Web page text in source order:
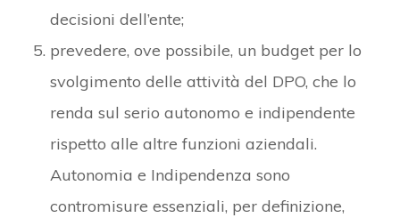
decisioni dell’ente;
prevedere, ove possibile, un budget per lo
svolgimento delle attività del DPO, che lo
renda sul serio autonomo e indipendente
rispetto alle altre funzioni aziendali.
Autonomia e Indipendenza sono
contromisure essenziali, per definizione,